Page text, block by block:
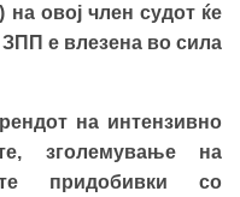
овој член судот ќе
е влезена во сила
на интензивно
зголемување на
придобивки со